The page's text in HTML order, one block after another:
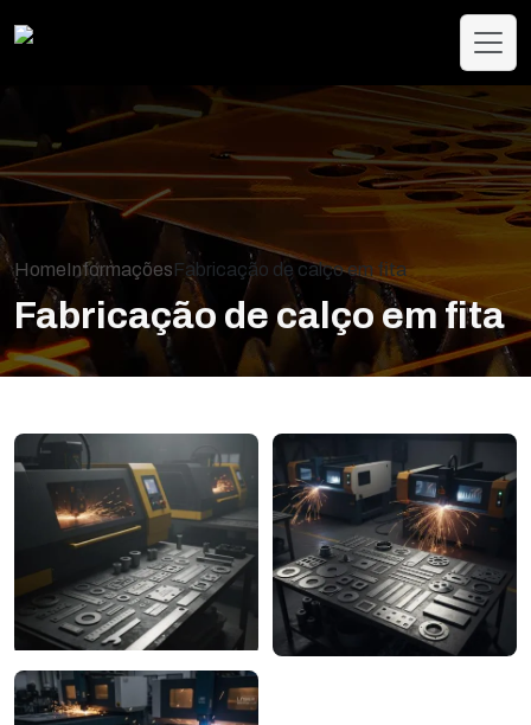
HomeInformaçõesFabricação de calço em fita
Fabricação de calço em fita